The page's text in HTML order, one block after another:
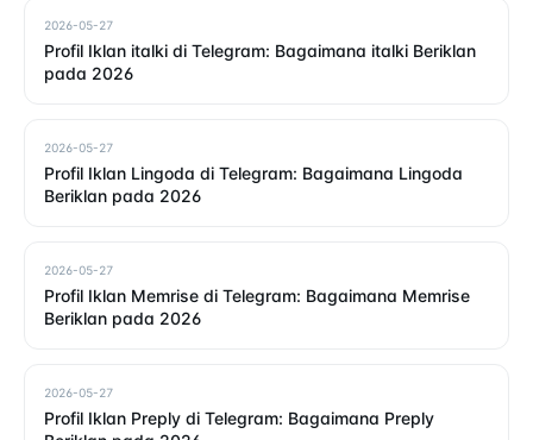
2026-05-27
Profil Iklan italki di Telegram: Bagaimana italki Beriklan
pada 2026
2026-05-27
Profil Iklan Lingoda di Telegram: Bagaimana Lingoda
Beriklan pada 2026
2026-05-27
Profil Iklan Memrise di Telegram: Bagaimana Memrise
Beriklan pada 2026
2026-05-27
Profil Iklan Preply di Telegram: Bagaimana Preply